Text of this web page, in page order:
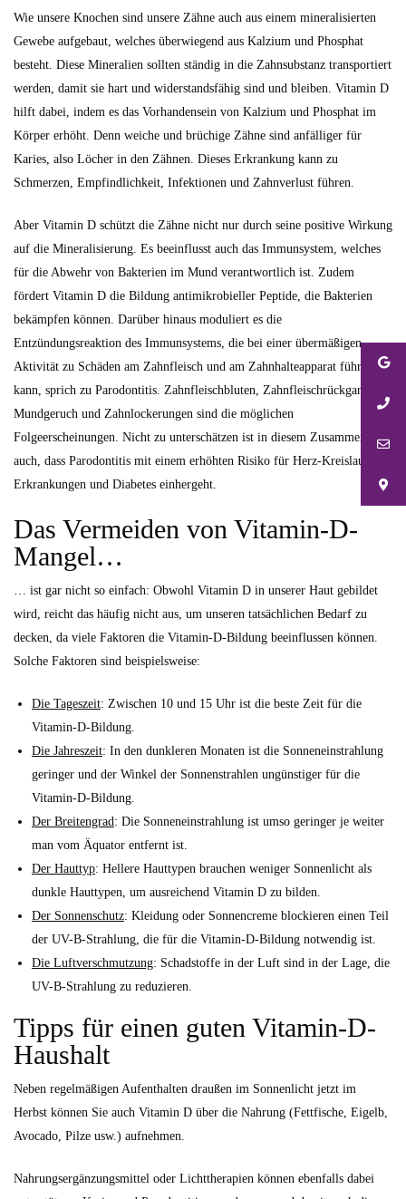
Wie unsere Knochen sind unsere Zähne auch aus einem mineralisierten
Gewebe aufgebaut, welches überwiegend aus Kalzium und Phosphat
besteht. Diese Mineralien sollten ständig in die Zahnsubstanz transportiert
werden, damit sie hart und widerstandsfähig sind und bleiben. Vitamin D
hilft dabei, indem es das Vorhandensein von Kalzium und Phosphat im
Körper erhöht. Denn weiche und brüchige Zähne sind anfälliger für
Karies, also Löcher in den Zähnen. Dieses Erkrankung kann zu
Schmerzen, Empfindlichkeit, Infektionen und Zahnverlust führen.
Aber Vitamin D schützt die Zähne nicht nur durch seine positive Wirkung
auf die Mineralisierung. Es beeinflusst auch das Immunsystem, welches
für die Abwehr von Bakterien im Mund verantwortlich ist. Zudem
fördert Vitamin D die Bildung antimikrobieller Peptide, die Bakterien
bekämpfen können. Darüber hinaus moduliert es die
Entzündungsreaktion des Immunsystems, die bei einer übermäßigen
Aktivität zu Schäden am Zahnfleisch und am Zahnhalteapparat führen
kann, sprich zu Parodontitis. Zahnfleischbluten, Zahnfleischrückgang,
Mundgeruch und Zahnlockerungen sind die möglichen
Folgeerscheinungen. Nicht zu unterschätzen ist in diesem Zusammenhang
auch, dass Parodontitis mit einem erhöhten Risiko für Herz-Kreislauf-
Erkrankungen und Diabetes einhergeht.
Das Vermeiden von Vitamin-D-
Mangel…
… ist gar nicht so einfach: Obwohl Vitamin D in unserer Haut gebildet
wird, reicht das häufig nicht aus, um unseren tatsächlichen Bedarf zu
decken, da viele Faktoren die Vitamin-D-Bildung beeinflussen können.
Solche Faktoren sind beispielsweise:
Die Tageszeit: Zwischen 10 und 15 Uhr ist die beste Zeit für die
Vitamin-D-Bildung.
Die Jahreszeit: In den dunkleren Monaten ist die Sonneneinstrahlung
geringer und der Winkel der Sonnenstrahlen ungünstiger für die
Vitamin-D-Bildung.
Der Breitengrad: Die Sonneneinstrahlung ist umso geringer je weiter
man vom Äquator entfernt ist.
Der Hauttyp: Hellere Hauttypen brauchen weniger Sonnenlicht als
dunkle Hauttypen, um ausreichend Vitamin D zu bilden.
Der Sonnenschutz: Kleidung oder Sonnencreme blockieren einen Teil
der UV-B-Strahlung, die für die Vitamin-D-Bildung notwendig ist.
Die Luftverschmutzung: Schadstoffe in der Luft sind in der Lage, die
UV-B-Strahlung zu reduzieren.
Tipps für einen guten Vitamin-D-
Haushalt
Neben regelmäßigen Aufenthalten draußen im Sonnenlicht jetzt im
Herbst können Sie auch Vitamin D über die Nahrung (Fettfische, Eigelb,
Avocado, Pilze usw.) aufnehmen.
Nahrungsergänzungsmittel oder Lichttherapien können ebenfalls dabei